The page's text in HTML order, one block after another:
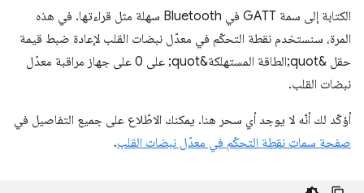
الكتابة إلى سمة GATT في Bluetooth سهلة مثل قراءتها. في هذه
المرة، سنستخدم نقطة التحكّم في معدّل نبضات القلب لإعادة ضبط قيمة
حقل &quot;الطاقة المستهلكة&quot; على 0 على جهاز مراقبة معدّل
نبضات القلب.
أؤكّد لك أنّه لا يوجد أي سحر هنا. يمكنك الاطّلاع على جميع التفاصيل في
صفحة سمات نقطة التحكّم في معدّل نبضات القلب.